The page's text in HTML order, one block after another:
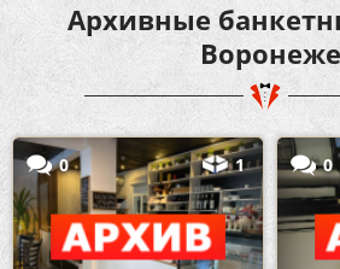
Архивные
Воронеже
0 1 0